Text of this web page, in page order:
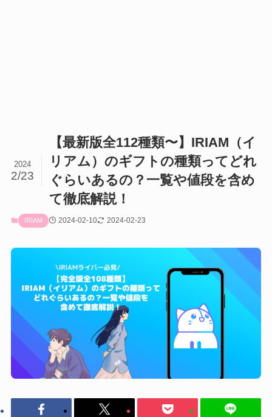
【最新版全112種類〜】IRIAM（イ
リアム）のギフトの種類ってどれ
ぐらいあるの？一覧や値段を含め
て徹底解説！
2024
2/23
IRIAM 2024-02-10 2024-02-23